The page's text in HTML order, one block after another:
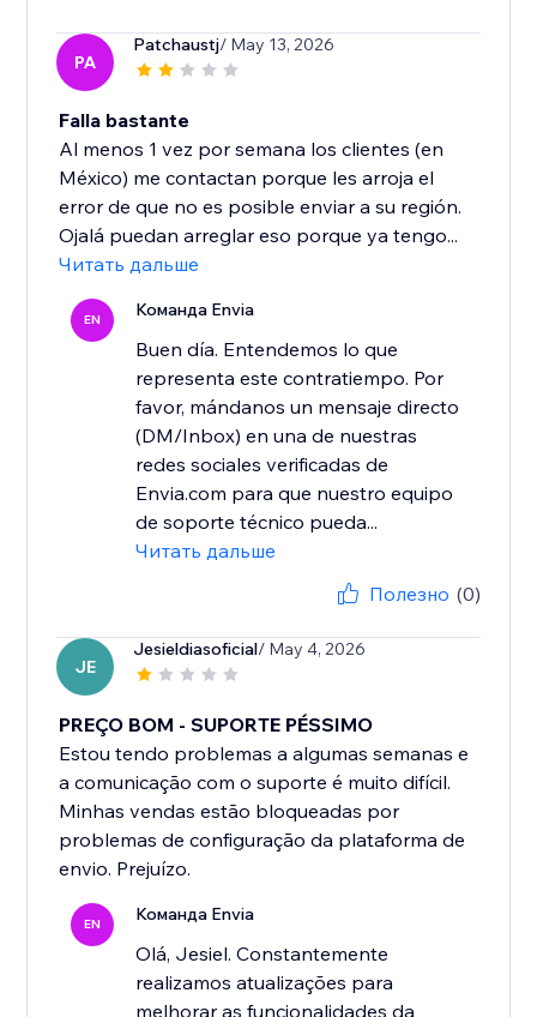
PA
Patchaustj/ May 13, 2026
Falla bastante
Al menos 1 vez por semana los clientes (en
México) me contactan porque les arroja el
error de que no es posible enviar a su región.
Ojalá puedan arreglar eso porque ya tengo...
Читать дальше
EN Команда Envia
Buen día. Entendemos lo que
representa este contratiempo. Por
favor, mándanos un mensaje directo
(DM/Inbox) en una de nuestras
redes sociales verificadas de
Envia.com para que nuestro equipo
de soporte técnico pueda...
Читать дальше
Полезно (0)
JE
Jesieldiasoficial/ May 4, 2026
PREÇO BOM - SUPORTE PÉSSIMO
Estou tendo problemas a algumas semanas e
a comunicação com o suporte é muito difícil.
Minhas vendas estão bloqueadas por
problemas de configuração da plataforma de
envio. Prejuízo.
EN Команда Envia
Olá, Jesiel. Constantemente
realizamos atualizações para
melhorar as funcionalidades da